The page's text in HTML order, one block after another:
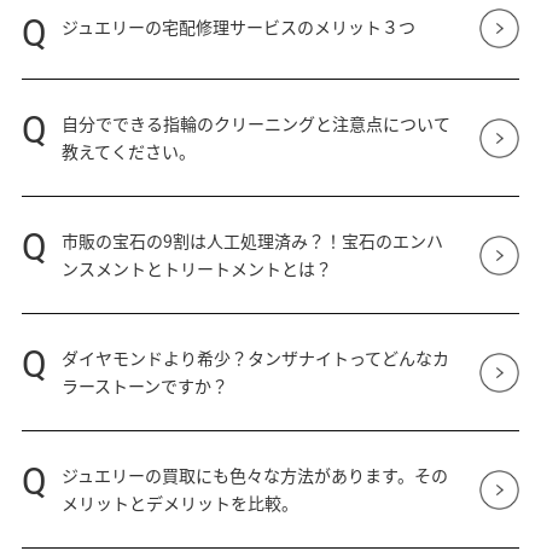
Q ジュエリーの宅配修理サービスのメリット３つ
Q
自分でできる指輪のクリーニングと注意点について
教えてください。
Q
市販の宝石の9割は人工処理済み？！宝石のエンハ
ンスメントとトリートメントとは？
Q
ダイヤモンドより希少？タンザナイトってどんなカ
ラーストーンですか？
Q
ジュエリーの買取にも色々な方法があります。その
メリットとデメリットを比較。